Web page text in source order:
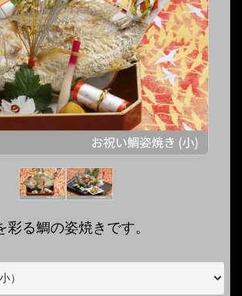
彩る鯛の姿焼きです。